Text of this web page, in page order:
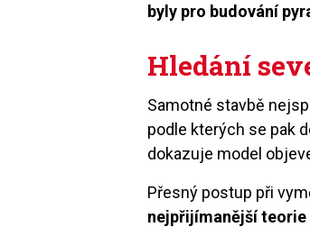
byly pro budování
Hledání
Samotné stavbě
podle kterých se pak
dokazuje model
Přesný postup při
nejpřijímanější teorie